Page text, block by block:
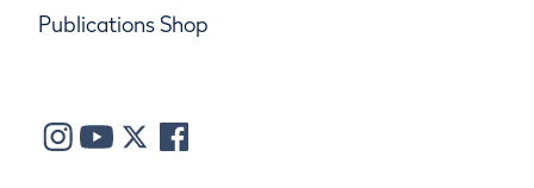
Publications Shop